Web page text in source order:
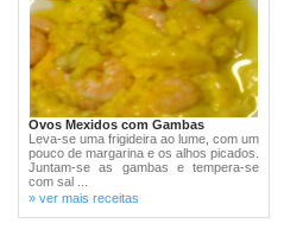
Ovos Mexidos com Gambas
Leva-se uma frigideira ao lume, com um
pouco de margarina e os alhos picados.
Juntam-se as gambas e tempera-se
com sal ...
» ver mais receitas